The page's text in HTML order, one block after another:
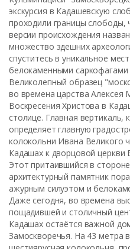
экскурсия в Кадашевскую
проходили границы слободы,
версии происхождения
множество здешних
спуститесь в уникальное
белокаменными
Великолепный образец
во времена царства Алексея
Воскресения Христова в
столице. Главная
определяет главную
колокольни Ивана Великого
Кадашах к дворцовой
Этот притаившийся в
архитектурный памятник
ажурным силуэтом и
Даже сегодня, во времена
пощадившей и столичный
Кадашах остаётся важной
Замоскворечья. На 43 метра